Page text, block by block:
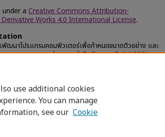
under a Creative Commons Attribution-
Works 4.0 International License.
ฒนาโปรแกรมคอมพิวเตอร์เพื่อกำหนดขนาดตัวอย่าง และ
รทดสอบความแตกต่าง ของค่ามัชฌิมเลขคณิต" (1996).
use additional cookies
You can manage
see our Cookie